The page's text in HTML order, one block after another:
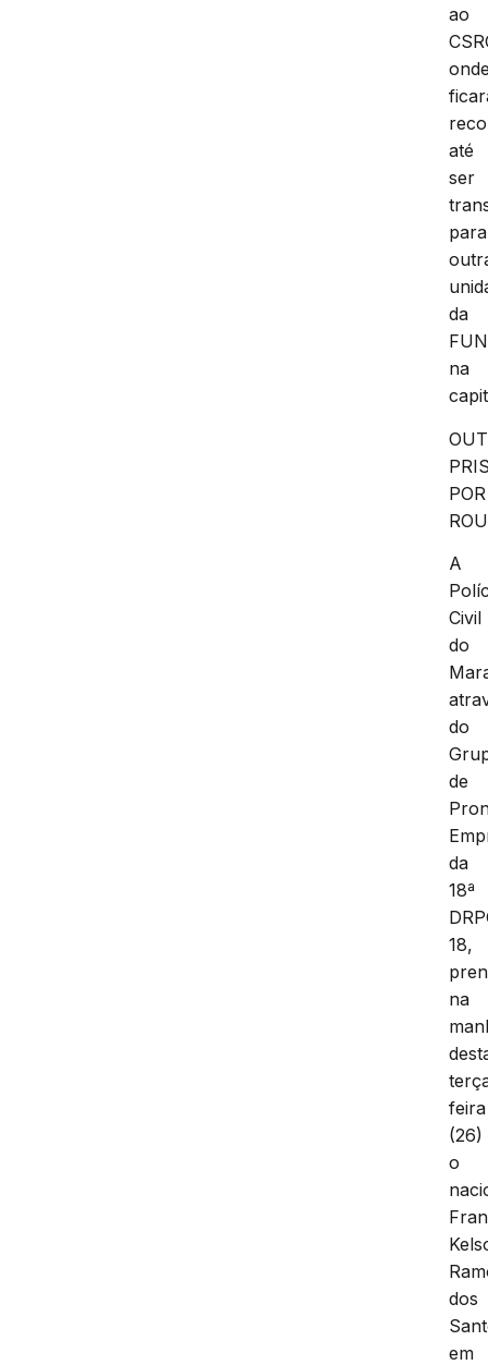
ao
até
ser
para
da
na
POR
A
Civil
do
do
de
da
18ª
18,
na
feira
(26)
o
dos
em